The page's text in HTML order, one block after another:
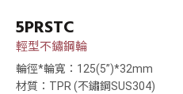
5PRSTC
輕型不鏽鋼輪
輪徑*輪寬：125(5”)*32mm
材質：TPR (不鏽鋼SUS304)